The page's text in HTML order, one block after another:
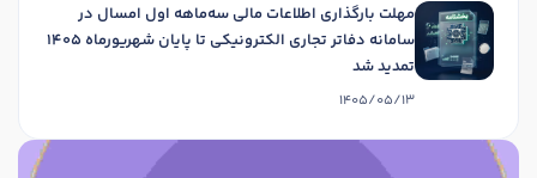
مهلت بارگذاری اطلاعات مالی سه‌ماهه اول امسال در
سامانه دفاتر تجاری الکترونیکی تا پایان شهریورماه 1405
تمدید شد
1405/05/13